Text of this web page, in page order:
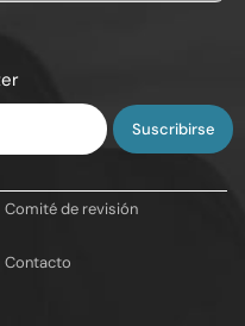
Comité de revisión
Contacto